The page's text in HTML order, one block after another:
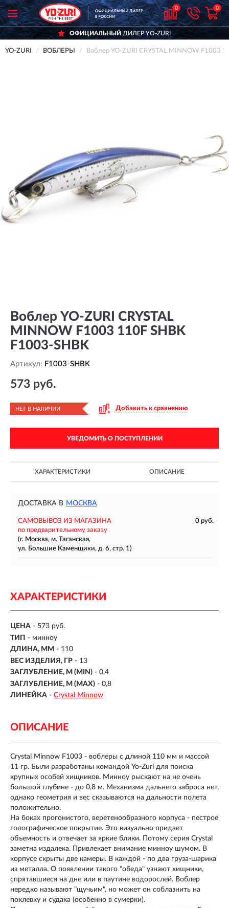
0 0
ОФИЦИАЛЬНЫЙДИЛЕР YO-ZURI
YO-ZURI ВОБЛЕРЫ Воблер YO-ZURI CRYSTAL MINNOW F1003
Воблер YO-ZURI CRYSTAL
MINNOW F1003 110F SHBK
F1003-SHBK
Артикул: F1003-SHBK
573 руб.
НЕТ В НАЛИЧИИ Добавить к сравнению
УВЕДОМИТЬ О ПОСТУПЛЕНИИ
ХАРАКТЕРИСТИКИ ОПИСАНИЕ
ДОСТАВКА В МОСКВА
САМОВЫВОЗ ИЗ МАГАЗИНА
0 руб.
по предварительному заказу
(г. Москва, м. Таганская,
ул. Большие Каменщики, д. 6, стр. 1)
ХАРАКТЕРИСТИКИ
ЦЕНА - 573 руб.
ТИП - минноу
ДЛИНА, ММ - 110
ВЕС ИЗДЕЛИЯ, ГР - 13
ЗАГЛУБЛЕНИЕ, М (MIN) - 0,4
ЗАГЛУБЛЕНИЕ, М (MAX) - 0,8
ЛИНЕЙКА - Crystal Minnow
ОПИСАНИЕ
Crystal Minnow F1003 - воблеры c длиной 110 мм и массой
11 гр. Были разработаны командой Yo-Zuri для поиска
крупных особей хищников. Минноу рыскают на не очень
большой глубине - до 0,8 м. Механизма дальнего заброса нет,
однако геометрия и вес сказываются на дальности полета
положительно.
На боках прогонистого, веретенообразного корпуса - пестрое
голографическое покрытие. Это визуально придает
объемность и отвечает за яркие блики. Потому серия Crystal
заметна издалека. Привлекает внимание минноу шумом. В
корпусе скрыты две камеры. В каждой - по два груза-шарика
из металла. О появлении такого "обеда" узнают хищники,
спрятавшиеся на дне или в паутине водорослей. Воблер
нередко называют "щучьим", но может он соблазнить на
поклевку и судака (особенно в сумерки).